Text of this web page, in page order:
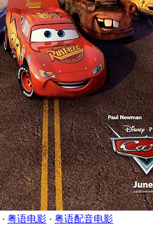
· 粤语电影 · 粤语配音电影